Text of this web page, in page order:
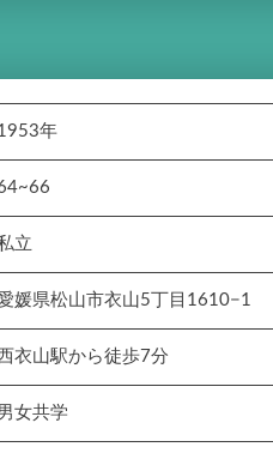
年
立
媛県松山市衣山5丁目1610−1
衣山駅から徒歩7分
女共学